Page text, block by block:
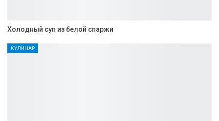
Холодный суп из белой спаржи
КУЛИНАР